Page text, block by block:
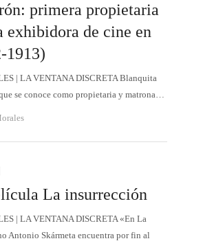
primera propietaria
exhibidora de cine en
1913)
| LA VENTANA DISCRETA Blanquita
se conoce como propietaria y matrona…
La insurrección
| LA VENTANA DISCRETA «En La
Antonio Skármeta encuentra por fin al